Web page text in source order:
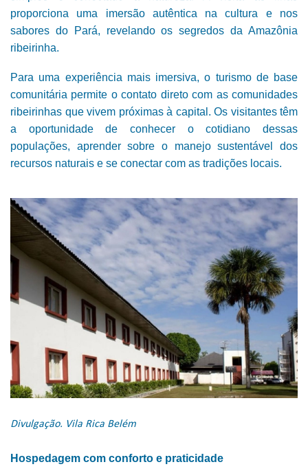
proporciona uma imersão autêntica na cultura e nos
sabores do Pará, revelando os segredos da Amazônia
ribeirinha.
Para uma experiência mais imersiva, o turismo de base
comunitária permite o contato direto com as comunidades
ribeirinhas que vivem próximas à capital. Os visitantes têm
a oportunidade de conhecer o cotidiano dessas
populações, aprender sobre o manejo sustentável dos
recursos naturais e se conectar com as tradições locais.
Divulgação. Vila Rica Belém
Hospedagem com conforto e praticidade